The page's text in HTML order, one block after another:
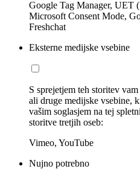
Google Tag Manager, UET
Microsoft Consent Mode,
Freshchat
Eksterne medijske vsebine
S sprejetjem teh storitev
ali druge medijske vsebine,
vašim soglasjem na tej
storitve tretjih oseb:
Vimeo, YouTube
Nujno potrebno